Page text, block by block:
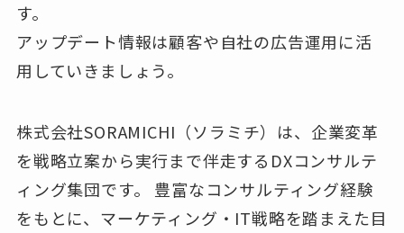
す。
アップデート情報は顧客や自社の広告運用に活
用していきましょう。
株式会社SORAMICHI（ソラミチ）は、企業変革
を戦略立案から実行まで伴走するDXコンサルテ
ィング集団です。 豊富なコンサルティング経験
をもとに、マーケティング・IT戦略を踏まえた目